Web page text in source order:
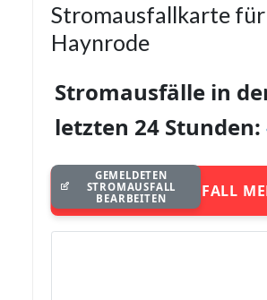
Stromausfallkarte für
Haynrode
Stromausfälle in
letzten 24 Stunden:
STROMAUSFALL
GEMELDETEN
STROMAUSFALL
BEARBEITEN